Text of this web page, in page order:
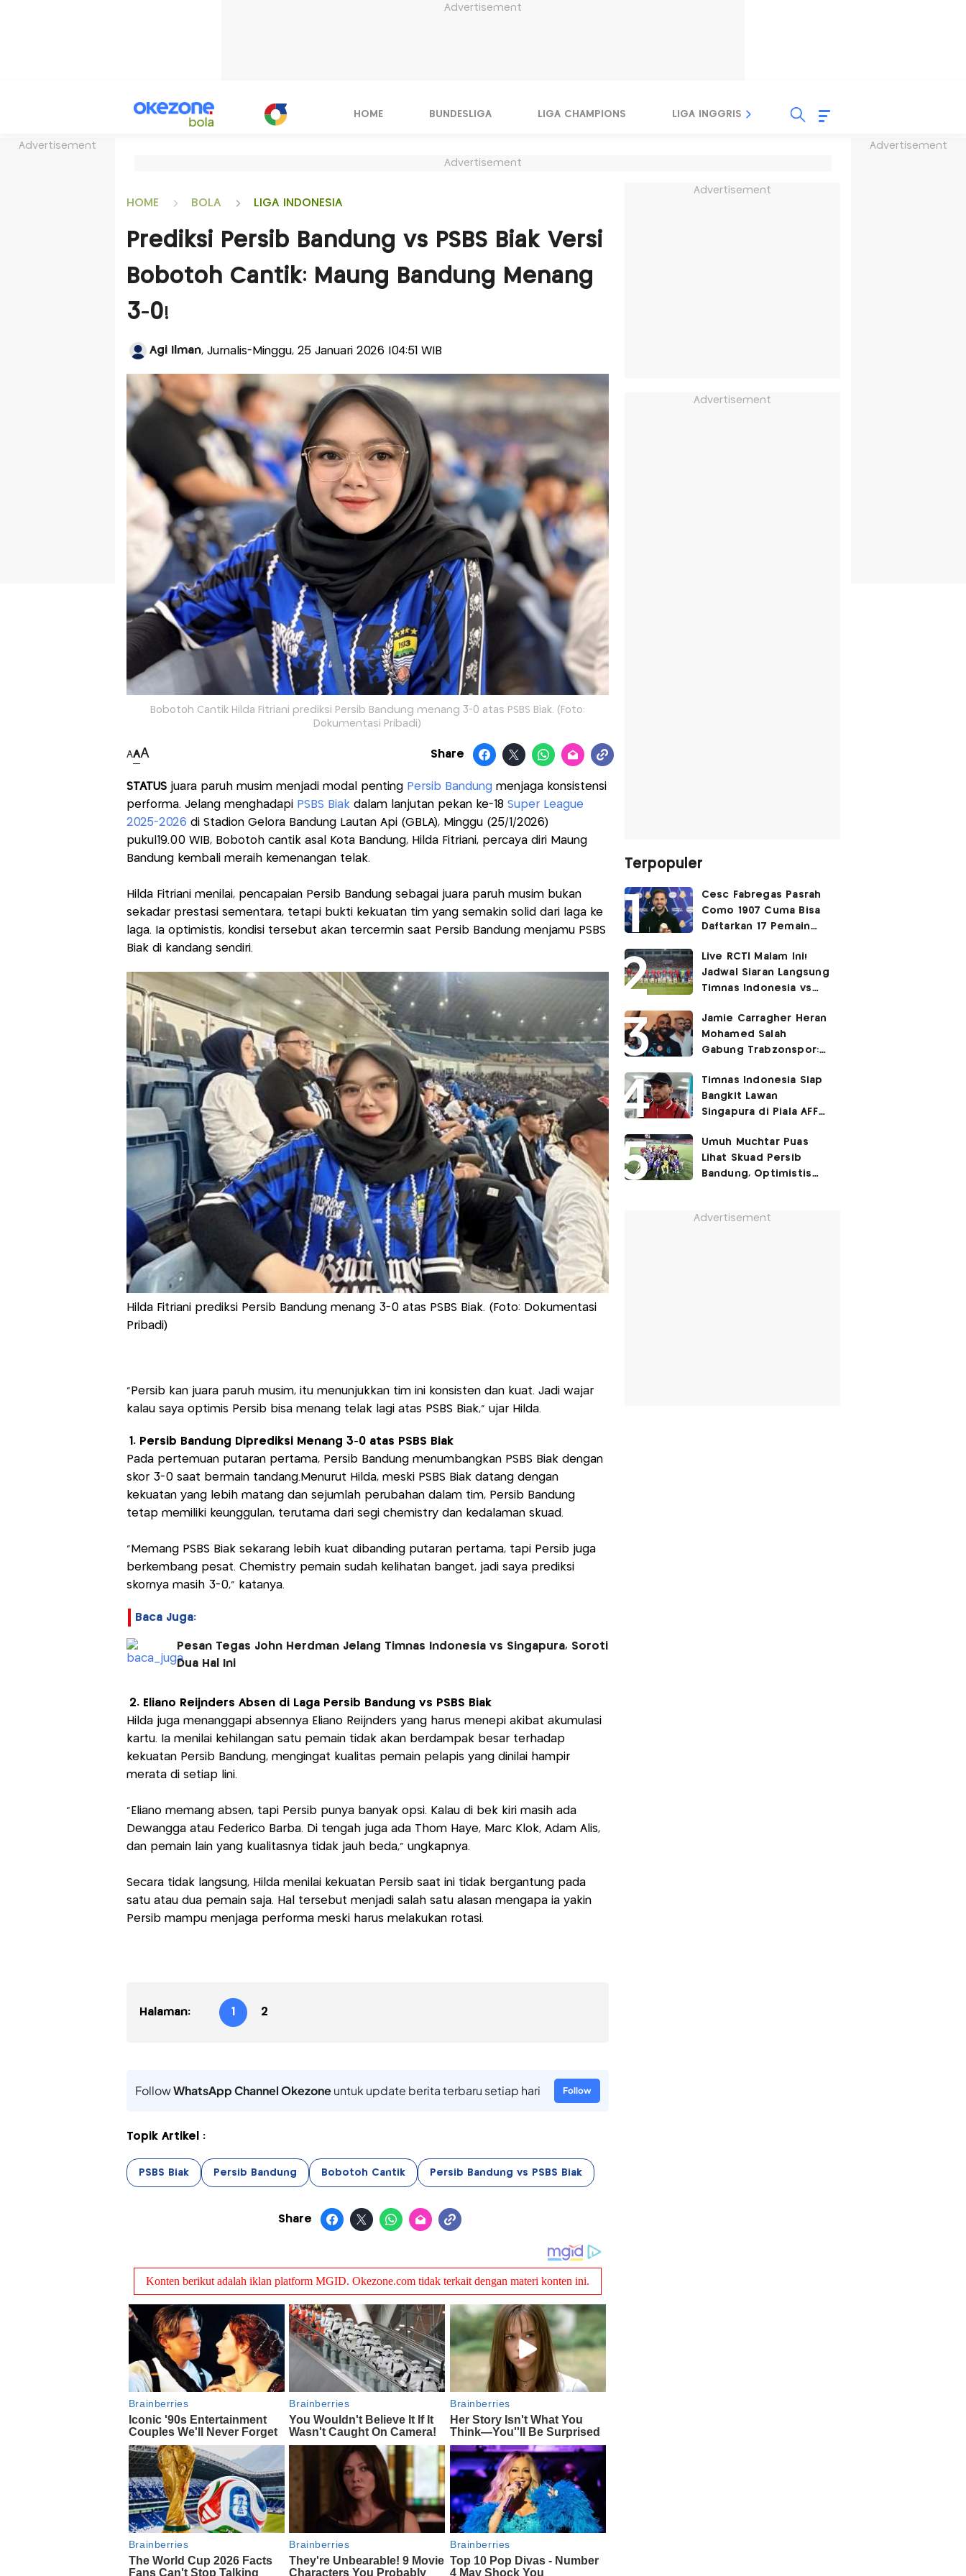
Advertisement
Advertisement Advertisement
HOME BUNDESLIGA LIGA CHAMPIONS LIGA INGGRIS LIGA ITALIA
Advertisement
HOME BOLA LIGA INDONESIA
Prediksi Persib Bandung vs PSBS Biak Versi
Bobotoh Cantik: Maung Bandung Menang
3-0!
Agi Ilman, Jurnalis-Minggu, 25 Januari 2026 |04:51 WIB
Bobotoh Cantik Hilda Fitriani prediksi Persib Bandung menang 3-0 atas PSBS Biak. (Foto:
Dokumentasi Pribadi)
AAA Share
STATUSjuara paruh musim menjadi modal penting Persib Bandung menjaga konsistensi
performa. Jelang menghadapiPSBS Biak dalam lanjutan pekan ke-18Super League
2025-2026 di Stadion Gelora Bandung Lautan Api (GBLA), Minggu (25/1/2026)
pukul19.00 WIB, Bobotoh cantik asal Kota Bandung, Hilda Fitriani, percaya diri Maung
Bandung kembali meraih kemenangan telak.
Hilda Fitriani menilai, pencapaian Persib Bandung sebagai juara paruh musim bukan
sekadar prestasi sementara, tetapi bukti kekuatan tim yang semakin solid dari laga ke
laga. Ia optimistis, kondisi tersebut akan tercermin saat Persib Bandung menjamu PSBS
Biak di kandang sendiri.
Hilda Fitriani prediksi Persib Bandung menang 3-0 atas PSBS Biak. (Foto: Dokumentasi
Pribadi)
“Persib kan juara paruh musim, itu menunjukkan tim ini konsisten dan kuat. Jadi wajar
kalau saya optimis Persib bisa menang telak lagi atas PSBS Biak,” ujar Hilda.
1. Persib Bandung Diprediksi Menang 3-0 atas PSBS Biak
Pada pertemuan putaran pertama, Persib Bandung menumbangkan PSBS Biak dengan
skor 3-0 saat bermain tandang.Menurut Hilda, meski PSBS Biak datang dengan
kekuatan yang lebih matang dan sejumlah perubahan dalam tim, Persib Bandung
tetap memiliki keunggulan, terutama dari segi chemistry dan kedalaman skuad.
“Memang PSBS Biak sekarang lebih kuat dibanding putaran pertama, tapi Persib juga
berkembang pesat. Chemistry pemain sudah kelihatan banget, jadi saya prediksi
skornya masih 3-0,” katanya.
Baca Juga:
Pesan Tegas John Herdman Jelang Timnas Indonesia vs Singapura, Soroti
Dua Hal Ini
2. Eliano Reijnders Absen di Laga Persib Bandung vs PSBS Biak
Hilda juga menanggapi absennya Eliano Reijnders yang harus menepi akibat akumulasi
kartu. Ia menilai kehilangan satu pemain tidak akan berdampak besar terhadap
kekuatan Persib Bandung, mengingat kualitas pemain pelapis yang dinilai hampir
merata di setiap lini.
“Eliano memang absen, tapi Persib punya banyak opsi. Kalau di bek kiri masih ada
Dewangga atau Federico Barba. Di tengah juga ada Thom Haye, Marc Klok, Adam Alis,
dan pemain lain yang kualitasnya tidak jauh beda,” ungkapnya.
Secara tidak langsung, Hilda menilai kekuatan Persib saat ini tidak bergantung pada
satu atau dua pemain saja. Hal tersebut menjadi salah satu alasan mengapa ia yakin
Persib mampu menjaga performa meski harus melakukan rotasi.
Halaman: 1 2
FollowWhatsApp Channel Okezoneuntuk update berita terbaru setiap hari Follow
Topik Artikel :
PSBS Biak Persib Bandung Bobotoh Cantik Persib Bandung vs PSBS Biak
Share
Advertisement
Advertisement
Terpopuler
Cesc Fabregas Pasrah
Como 1907 Cuma Bisa
Daftarkan 17 Pemain
2026-2027
Live RCTI Malam Ini!
Jadwal Siaran Langsung
Timnas Indonesia vs
2026: Laga Hidup Mati
Jamie Carragher Heran
Mohamed Salah
Gabung Trabzonspor:
Ronaldo, Harusnya ke
Juventus!
Timnas Indonesia Siap
Bangkit Lawan
Singapura di Piala AFF
280 Juta Pendukung
Kami
Umuh Muchtar Puas
Lihat Skuad Persib
Bandung, Optimistis
Advertisement